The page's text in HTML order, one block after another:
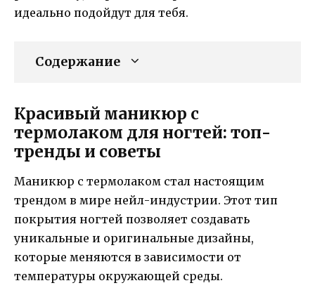
идеально подойдут для тебя.
Содержание
Красивый маникюр с
термолаком для ногтей: топ-
тренды и советы
Маникюр с термолаком стал настоящим
трендом в мире нейл-индустрии. Этот тип
покрытия ногтей позволяет создавать
уникальные и оригинальные дизайны,
которые меняются в зависимости от
температуры окружающей среды.